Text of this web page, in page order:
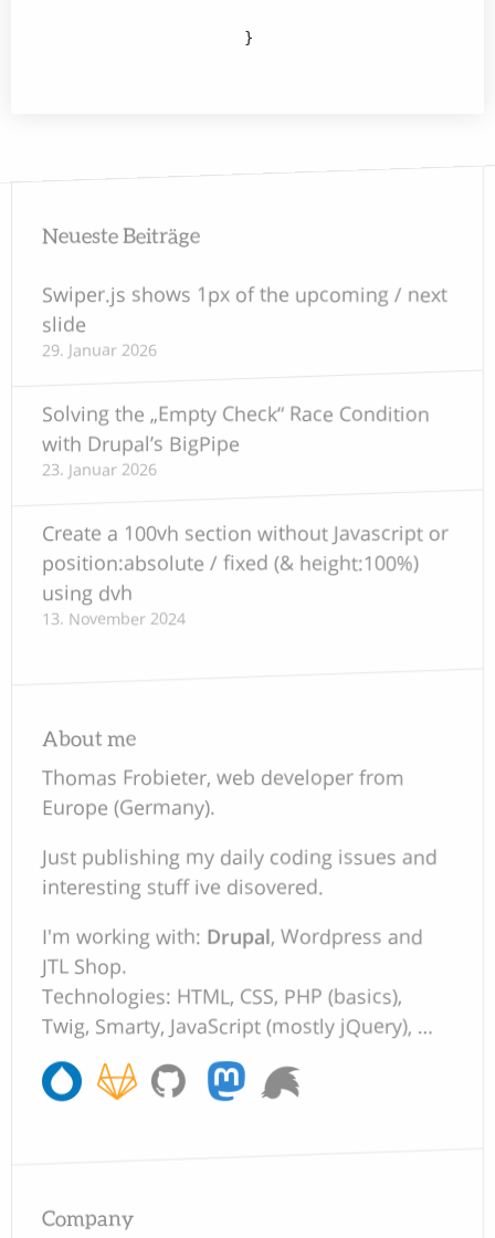
Neueste Beiträge
Swiper.js shows 1px of the upcoming / next
slide
29. Januar 2026
Solving the „Empty Check“ Race Condition
with Drupal’s BigPipe
23. Januar 2026
Create a 100vh section without Javascript or
position:absolute / fixed (& height:100%)
using dvh
13. November 2024
About me
Thomas Frobieter, web developer from
Europe (Germany).
Just publishing my daily coding issues and
interesting stuff ive disovered.
I'm working with: Drupal, Wordpress and
JTL Shop.
Technologies: HTML, CSS, PHP (basics),
Twig, Smarty, JavaScript (mostly jQuery), …
Company